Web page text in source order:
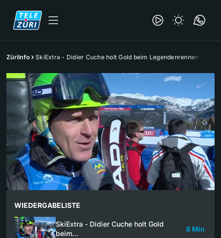
ZüriInfo SkiExtra - Didier Cuche holt Gold beim Legendenrennen
WIEDERGABELISTE
SkiExtra - Didier Cuche holt Gold
beim…
8 Min